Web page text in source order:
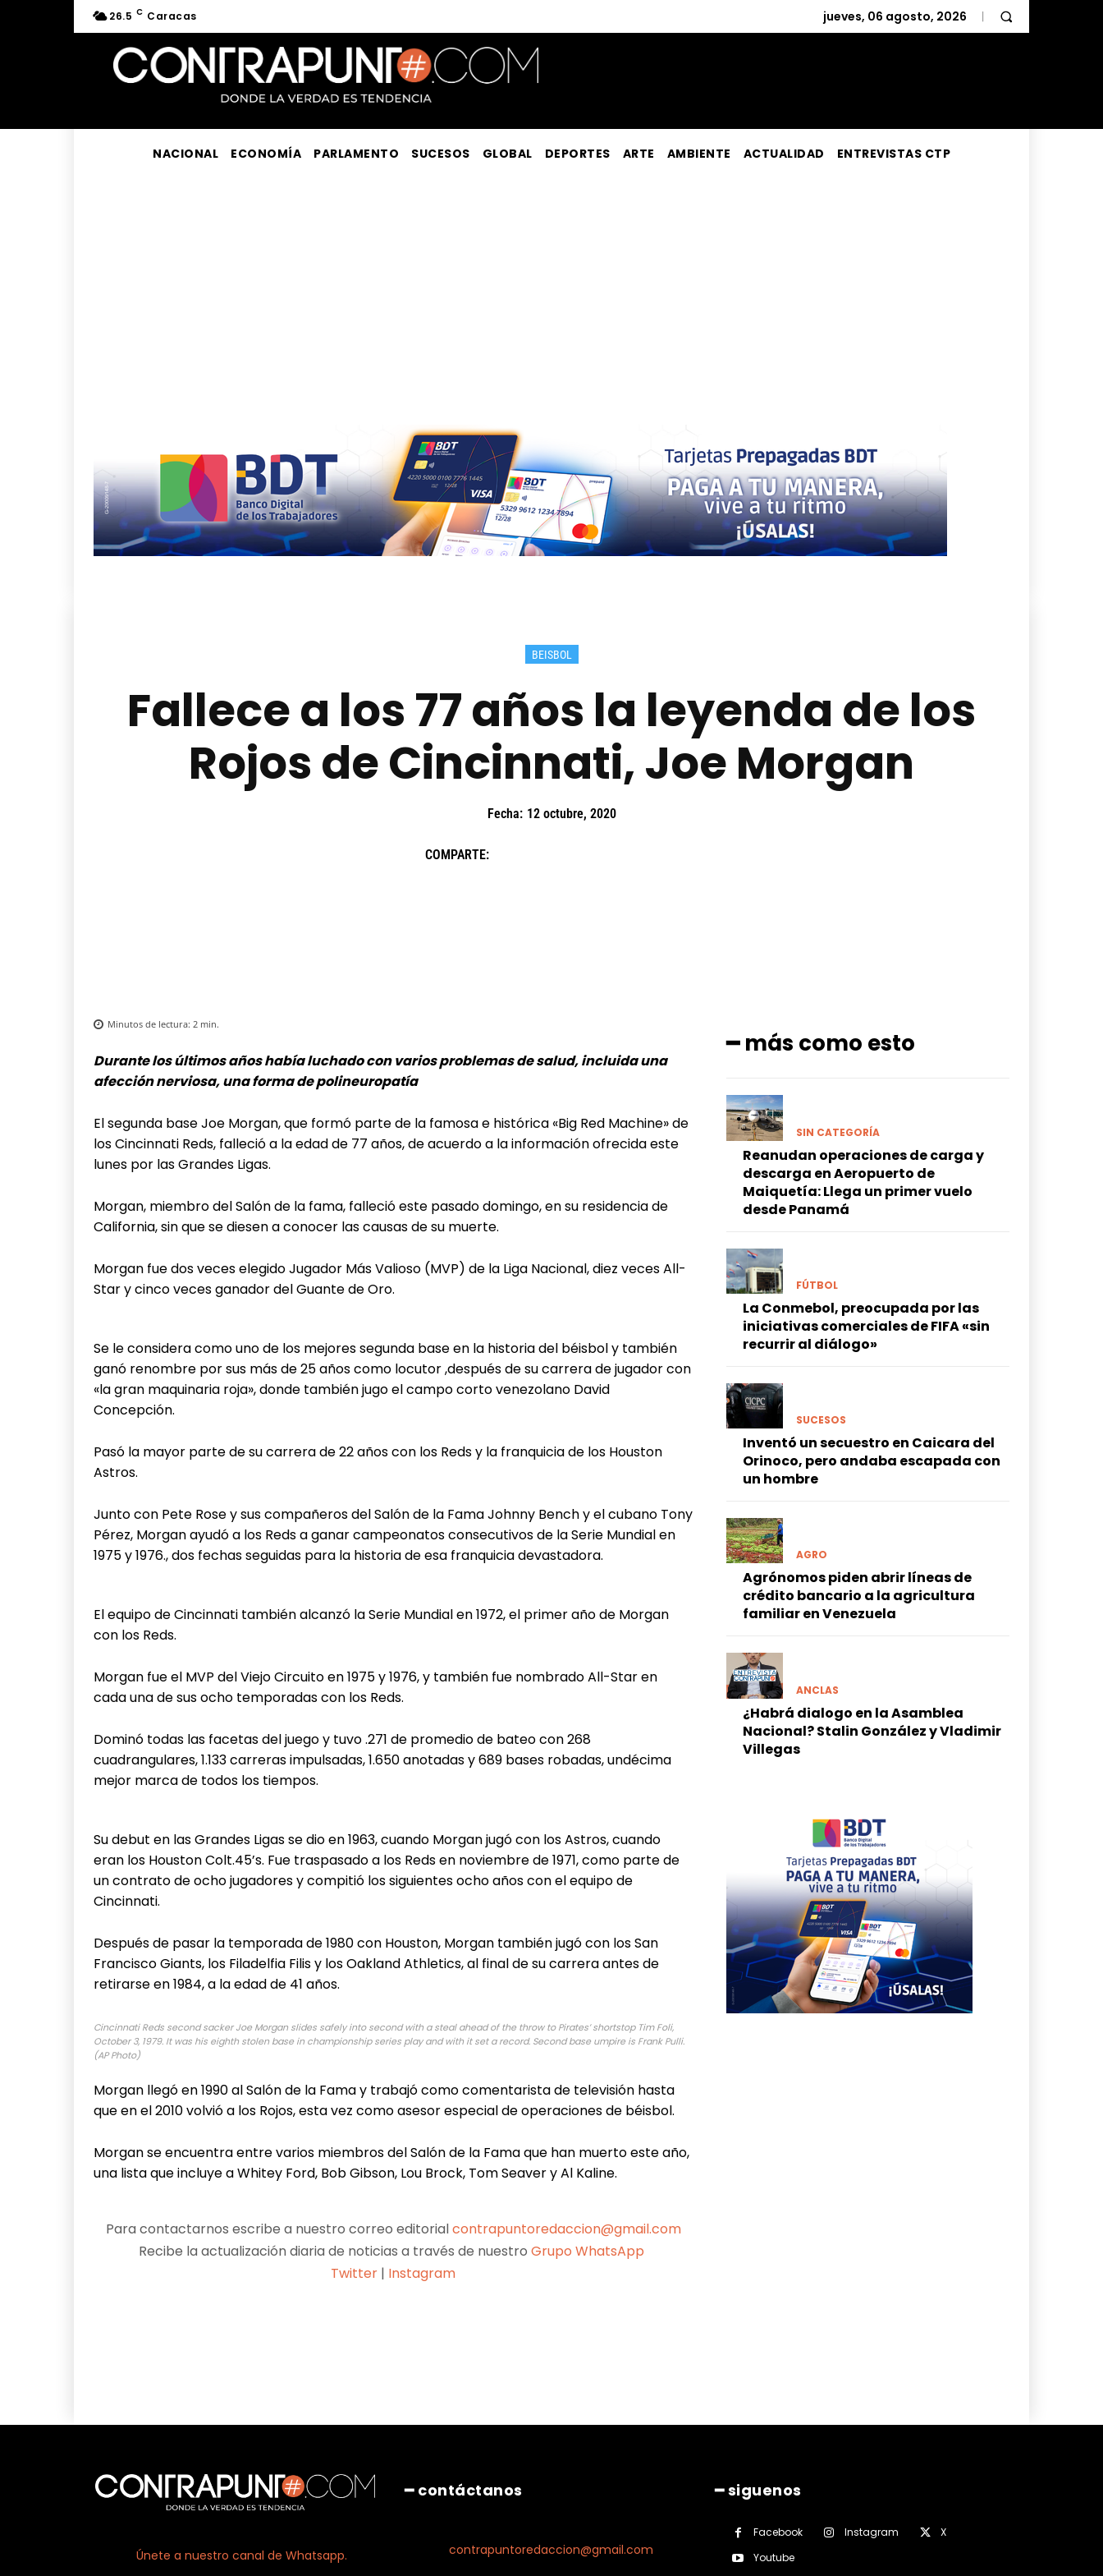
26.5 C Caracas jueves, 06 agosto, 2026
NACIONAL ECONOMÍA PARLAMENTO SUCESOS GLOBAL DEPORTES ARTE AMBIENTE ACTUALIDAD ENTREVISTAS CTP
BEISBOL
Fallece a los 77 años la leyenda de los
Rojos de Cincinnati, Joe Morgan
Fecha: 12 octubre, 2020
COMPARTE:
Minutos de lectura: 2 min.
Durante los últimos años había luchado con varios problemas de salud, incluida una
afección nerviosa, una forma de polineuropatía
El segunda base Joe Morgan, que formó parte de la famosa e histórica «Big Red Machine» de
los Cincinnati Reds, falleció a la edad de 77 años, de acuerdo a la información ofrecida este
lunes por las Grandes Ligas.
Morgan, miembro del Salón de la fama, falleció este pasado domingo, en su residencia de
California, sin que se diesen a conocer las causas de su muerte.
Morgan fue dos veces elegido Jugador Más Valioso (MVP) de la Liga Nacional, diez veces All-
Star y cinco veces ganador del Guante de Oro.
Se le considera como uno de los mejores segunda base en la historia del béisbol y también
ganó renombre por sus más de 25 años como locutor ,después de su carrera de jugador con
«la gran maquinaria roja», donde también jugo el campo corto venezolano David
Concepción.
Pasó la mayor parte de su carrera de 22 años con los Reds y la franquicia de los Houston
Astros.
Junto con Pete Rose y sus compañeros del Salón de la Fama Johnny Bench y el cubano Tony
Pérez, Morgan ayudó a los Reds a ganar campeonatos consecutivos de la Serie Mundial en
1975 y 1976., dos fechas seguidas para la historia de esa franquicia devastadora.
El equipo de Cincinnati también alcanzó la Serie Mundial en 1972, el primer año de Morgan
con los Reds.
Morgan fue el MVP del Viejo Circuito en 1975 y 1976, y también fue nombrado All-Star en
cada una de sus ocho temporadas con los Reds.
Dominó todas las facetas del juego y tuvo .271 de promedio de bateo con 268
cuadrangulares, 1.133 carreras impulsadas, 1.650 anotadas y 689 bases robadas, undécima
mejor marca de todos los tiempos.
Su debut en las Grandes Ligas se dio en 1963, cuando Morgan jugó con los Astros, cuando
eran los Houston Colt.45’s. Fue traspasado a los Reds en noviembre de 1971, como parte de
un contrato de ocho jugadores y compitió los siguientes ocho años con el equipo de
Cincinnati.
Después de pasar la temporada de 1980 con Houston, Morgan también jugó con los San
Francisco Giants, los Filadelfia Filis y los Oakland Athletics, al final de su carrera antes de
retirarse en 1984, a la edad de 41 años.
Cincinnati Reds second sacker Joe Morgan slides safely into second with a steal ahead of the throw to Pirates’ shortstop Tim Foli,
October 3, 1979. It was his eighth stolen base in championship series play and with it set a record. Second base umpire is Frank Pulli.
(AP Photo)
Morgan llegó en 1990 al Salón de la Fama y trabajó como comentarista de televisión hasta
que en el 2010 volvió a los Rojos, esta vez como asesor especial de operaciones de béisbol.
Morgan se encuentra entre varios miembros del Salón de la Fama que han muerto este año,
una lista que incluye a Whitey Ford, Bob Gibson, Lou Brock, Tom Seaver y Al Kaline.
Para contactarnos escribe a nuestro correo editorialcontrapuntoredaccion@gmail.com
Recibe la actualización diaria de noticias a través de nuestroGrupo WhatsApp
Twitter | Instagram
━ más como esto
SIN CATEGORÍA
Reanudan operaciones de carga y
descarga en Aeropuerto de
Maiquetía: Llega un primer vuelo
desde Panamá
FÚTBOL
La Conmebol, preocupada por las
iniciativas comerciales de FIFA «sin
recurrir al diálogo»
SUCESOS
Inventó un secuestro en Caicara del
Orinoco, pero andaba escapada con
un hombre
AGRO
Agrónomos piden abrir líneas de
crédito bancario a la agricultura
familiar en Venezuela
ANCLAS
¿Habrá dialogo en la Asamblea
Nacional? Stalin González y Vladimir
Villegas
Únete a nuestro canal de Whatsapp.
━ contáctanos
contrapuntoredaccion@gmail.com
━ siguenos
Facebook Instagram
X
Youtube